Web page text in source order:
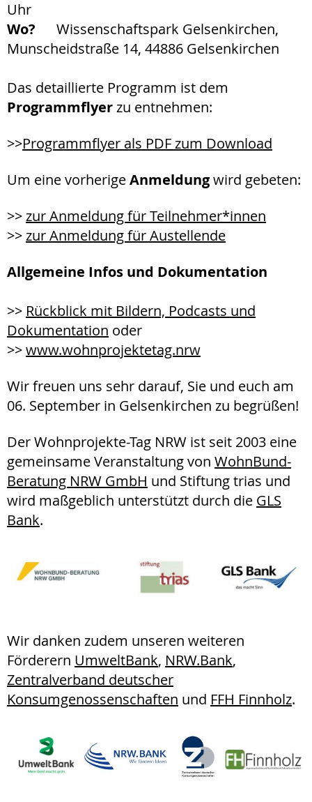
Uhr
Wo? Wissenschaftspark Gelsenkirchen,
Munscheidstraße 14, 44886 Gelsenkirchen
Das detaillierte Programm ist dem
Programmflyerzu entnehmen:
>>Programmflyer als PDF zum Download
Um eine vorherigeAnmeldungwird gebeten:
>>zur Anmeldung für Teilnehmer*innen
>>zur Anmeldung für Austellende
Allgemeine Infos und Dokumentation
>> Rückblick mit Bildern, Podcasts und
Dokumentation oder
>>www.wohnprojektetag.nrw
Wir freuen uns sehr darauf, Sie und euch am
06. September in Gelsenkirchen zu begrüßen!
Der Wohnprojekte-Tag NRW ist seit 2003 eine
gemeinsame Veranstaltung von WohnBund‐
Beratung NRW GmbH und Stiftung trias und
wird maßgeblich unterstützt durch die GLS
Bank.
Wir danken zudem unseren weiteren
Förderern UmweltBank, NRW.Bank,
Zentralverband deutscher
Konsumgenossenschaften und FFH Finnholz.